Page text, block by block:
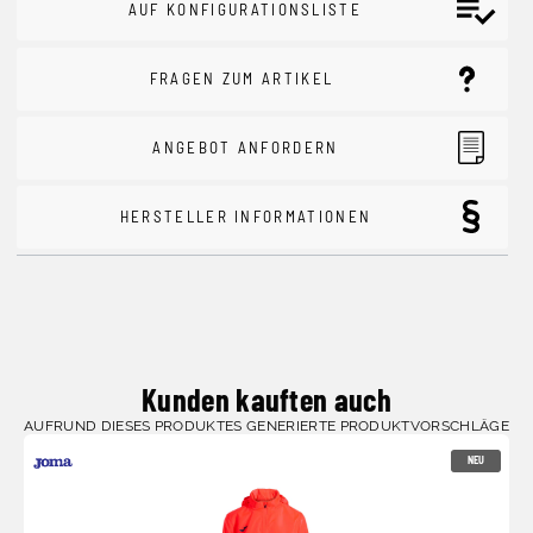
AUF KONFIGURATIONSLISTE
FRAGEN ZUM ARTIKEL
ANGEBOT ANFORDERN
HERSTELLER INFORMATIONEN
Kunden kauften auch
AUFRUND DIESES PRODUKTES GENERIERTE PRODUKTVORSCHLÄGE
NEU